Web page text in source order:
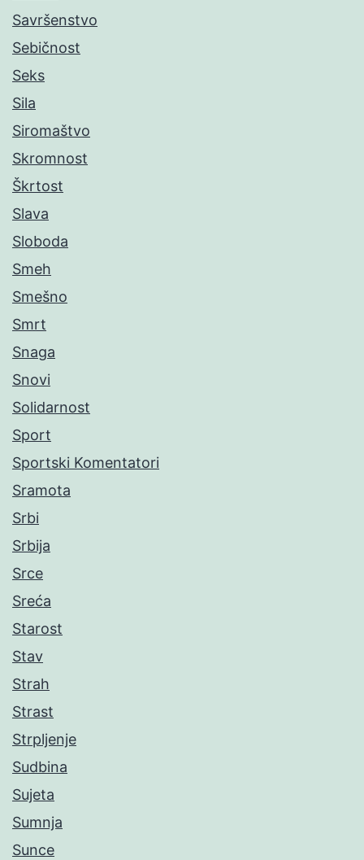
Savršenstvo
Sebičnost
Seks
Sila
Siromaštvo
Skromnost
Škrtost
Slava
Sloboda
Smeh
Smešno
Smrt
Snaga
Snovi
Solidarnost
Sport
Sportski Komentatori
Sramota
Srbi
Srbija
Srce
Sreća
Starost
Stav
Strah
Strast
Strpljenje
Sudbina
Sujeta
Sumnja
Sunce